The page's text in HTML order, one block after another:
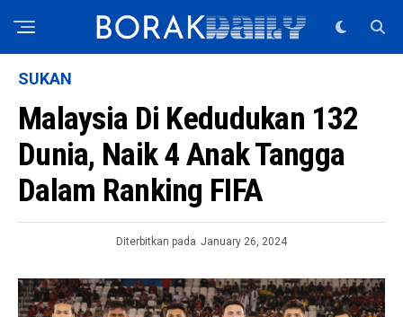
SUKAN
Malaysia Di Kedudukan 132
Dunia, Naik 4 Anak Tangga
Dalam Ranking FIFA
Diterbitkan pada January 26, 2024